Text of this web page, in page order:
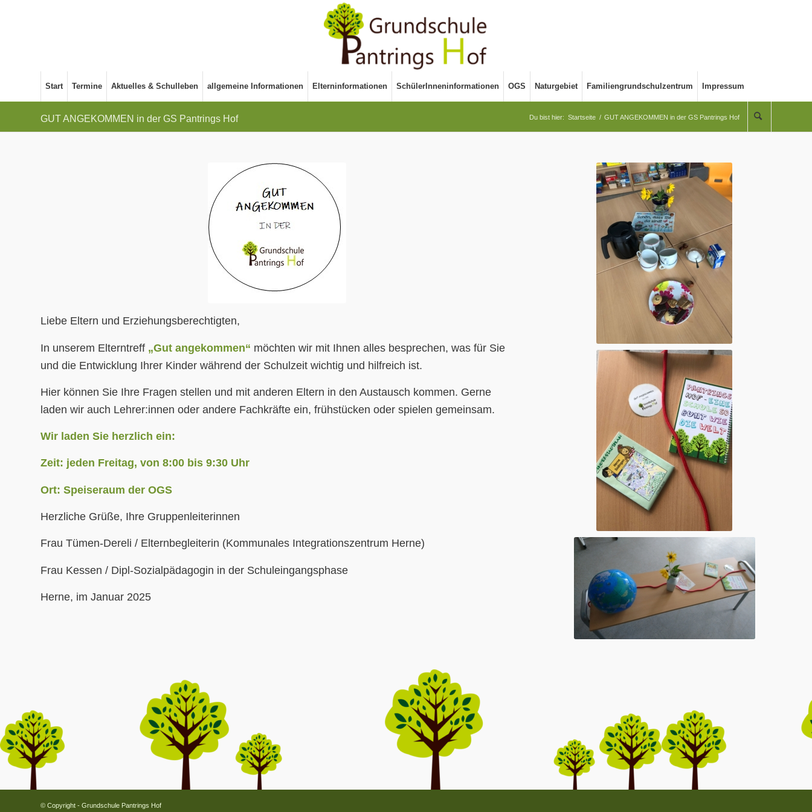
Start Termine Aktuelles & Schulleben allgemeine Informationen Elterninformationen SchülerInneninformationen OGS Naturgebiet Familiengrundschulzentrum Impressum
GUT ANGEKOMMEN in der GS Pantrings Hof Du bist hier: Startseite / GUT ANGEKOMMEN in der GS Pantrings Hof
Liebe Eltern und Erziehungsberechtigten,
In unserem Elterntreff „Gut angekommen“ möchten wir mit Ihnen alles besprechen, was für Sie
und die Entwicklung Ihrer Kinder während der Schulzeit wichtig und hilfreich ist.
Hier können Sie Ihre Fragen stellen und mit anderen Eltern in den Austausch kommen. Gerne
laden wir auch Lehrer:innen oder andere Fachkräfte ein, frühstücken oder spielen gemeinsam.
Wir laden Sie herzlich ein:
Zeit: jeden Freitag, von 8:00 bis 9:30 Uhr
Ort: Speiseraum der OGS
Herzliche Grüße, Ihre Gruppenleiterinnen
Frau Tümen-Dereli / Elternbegleiterin (Kommunales Integrationszentrum Herne)
Frau Kessen / Dipl-Sozialpädagogin in der Schuleingangsphase
Herne, im Januar 2025
© Copyright - Grundschule Pantrings Hof